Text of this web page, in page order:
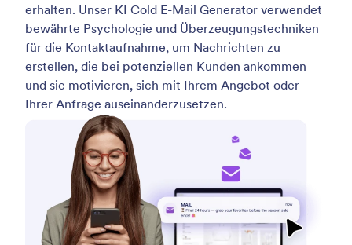
erhalten. Unser KI Cold E-Mail Generator verwendet
bewährte Psychologie und Überzeugungstechniken
für die Kontaktaufnahme, um Nachrichten zu
erstellen, die bei potenziellen Kunden ankommen
und sie motivieren, sich mit Ihrem Angebot oder
Ihrer Anfrage auseinanderzusetzen.